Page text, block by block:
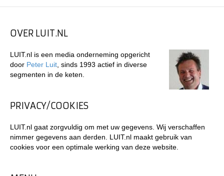
OVER LUIT.NL
LUIT.nl is een media onderneming opgericht
door Peter Luit , sinds 1993 actief in diverse
segmenten in de keten.
PRIVACY/COOKIES
LUIT.nl gaat zorgvuldig om met uw gegevens. Wij verschaffen
nimmer gegevens aan derden. LUIT.nl maakt gebruik van
cookies voor een optimale werking van deze website.